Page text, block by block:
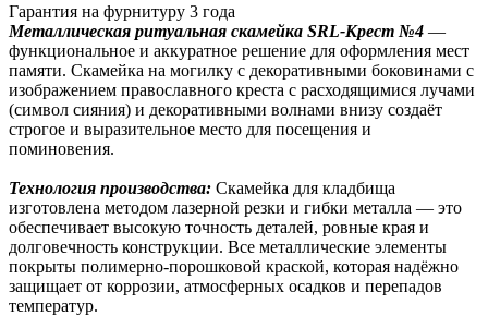
Гарантия на фурнитуру 3 года
Металлическая ритуальная скамейка SRL-Крест №4 —
функциональное и аккуратное решение для оформления мест
памяти. Скамейка на могилку с декоративными боковинами с
изображением православного креста с расходящимися лучами
(символ сияния) и декоративными волнами внизу создаёт
строгое и выразительное место для посещения и
поминовения.
Технология производства: Скамейка для кладбища
изготовлена методом лазерной резки и гибки металла — это
обеспечивает высокую точность деталей, ровные края и
долговечность конструкции. Все металлические элементы
покрыты полимерно-порошковой краской, которая надёжно
защищает от коррозии, атмосферных осадков и перепадов
температур.